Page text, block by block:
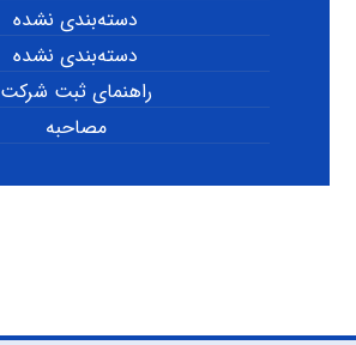
دسته‌بندی نشده
دسته‌بندی نشده
راهنمای ثبت شرکت
مصاحبه